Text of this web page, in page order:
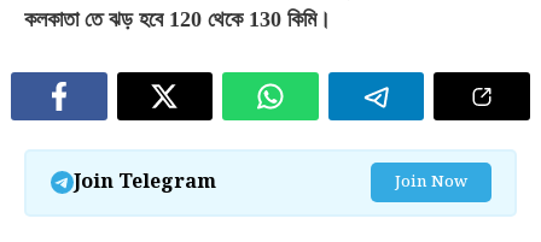
কলকাতা তে ঝড় হবে 120 থেকে 130 কিমি।
Join Telegram Join Now